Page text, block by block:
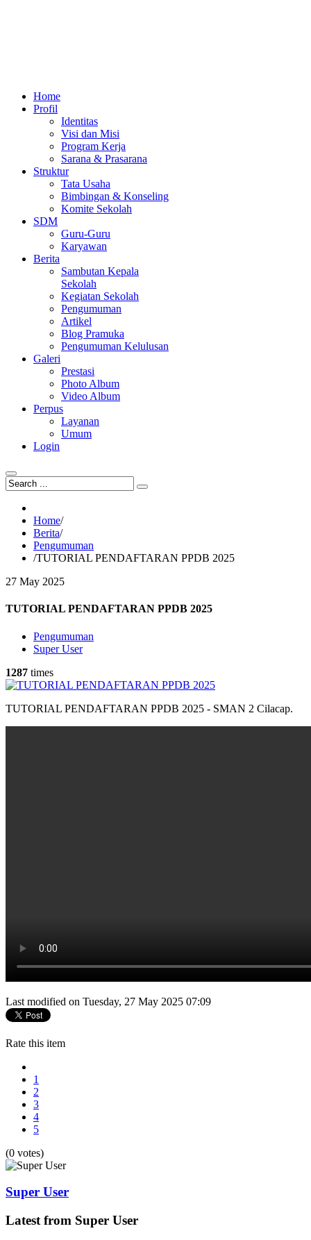
Home
Profil
Identitas
Visi dan Misi
Program Kerja
Sarana & Prasarana
Struktur
Tata Usaha
Bimbingan & Konseling
Komite Sekolah
SDM
Guru-Guru
Karyawan
Berita
Sambutan Kepala
Sekolah
Kegiatan Sekolah
Pengumuman
Artikel
Blog Pramuka
Pengumuman Kelulusan
Galeri
Prestasi
Photo Album
Video Album
Perpus
Layanan
Umum
Login
Home/
Berita/
Pengumuman
/TUTORIAL PENDAFTARAN PPDB 2025
27 May 2025
TUTORIAL PENDAFTARAN PPDB 2025
Pengumuman
Super User
1287 times
TUTORIAL PENDAFTARAN PPDB 2025 - SMAN 2 Cilacap.
Last modified on Tuesday, 27 May 2025 07:09
Rate this item
1
2
3
4
5
(0 votes)
Super User
Latest from Super User